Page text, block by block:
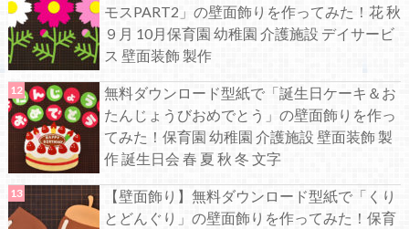
モスPART2」の壁面飾りを作ってみた！花 秋
９月 10月保育園 幼稚園 介護施設 デイサービ
ス 壁面装飾 製作
無料ダウンロード型紙で「誕生日ケーキ＆お
たんじょうびおめでとう」の壁面飾りを作っ
てみた！保育園 幼稚園 介護施設 壁面装飾 製
作 誕生日会 春 夏 秋 冬 文字
【壁面飾り】無料ダウンロード型紙で「くり
とどんぐり」の壁面飾りを作ってみた！保育